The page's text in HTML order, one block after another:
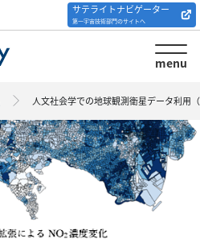
サテライトナビゲーター
第一宇宙技術部門のサイトへ
menu
解析ツール/サイトの
紹介
人文社会学での地球観測衛星データ利用